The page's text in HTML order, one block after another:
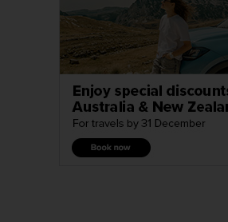
Menyetir
dengan